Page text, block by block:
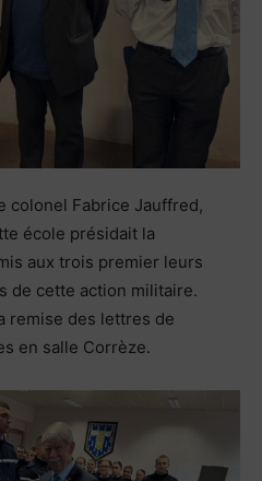
colonel Fabrice Jauffred,
école présidait la
aux trois premier leurs
de cette action militaire.
remise des lettres de
en salle Corrèze.